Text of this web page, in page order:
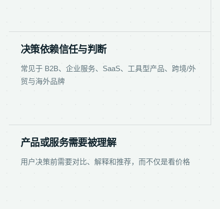
决策依赖信任与判断
常见于 B2B、企业服务、SaaS、工具型产品、跨境/外
贸与海外品牌
产品或服务需要被理解
用户决策前需要对比、解释和推荐，而不仅是看价格